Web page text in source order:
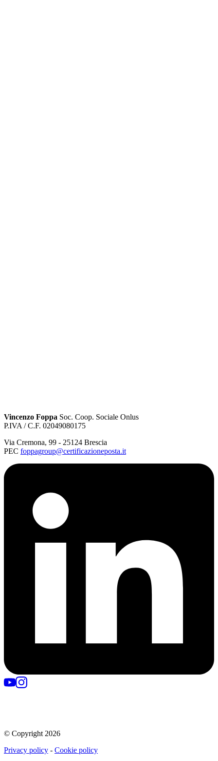
Vincenzo Foppa Soc. Coop. Sociale Onlus
P.IVA / C.F. 02049080175
Via Cremona, 99 - 25124 Brescia
PEC foppagroup@certificazioneposta.it
© Copyright 2026
Privacy policy - Cookie policy